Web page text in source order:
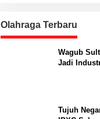
Olahraga Terbaru
Wagub
Jadi
Tujuh